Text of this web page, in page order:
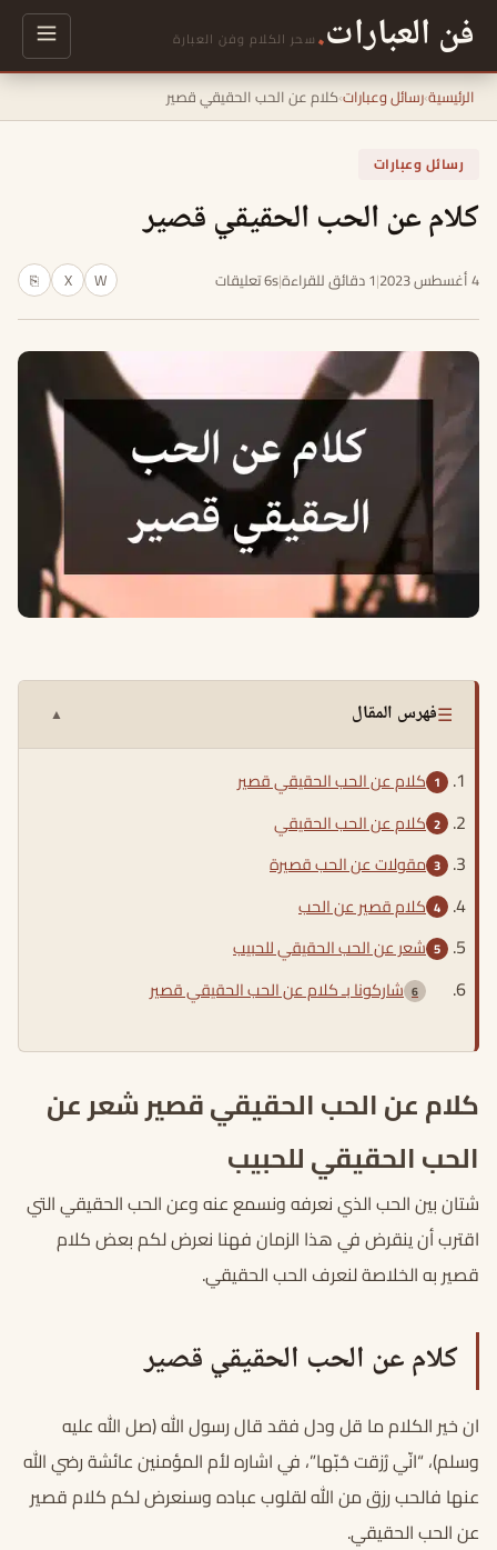
فن العبارات. سحر الكلام وفن العبارة
الرئيسية›رسائل وعبارات›كلام عن الحب الحقيقي قصير
رسائل وعبارات
كلام عن الحب الحقيقي قصير
4 أغسطس 2023 |1 دقائق للقراءة |6s تعليقات W
X
⎘
☰فهرس المقال ▲
كلام عن الحب الحقيقي قصير
كلام عن الحب الحقيقي
مقولات عن الحب قصيرة
كلام قصير عن الحب
شعر عن الحب الحقيقي للحبيب
شاركونا بـ كلام عن الحب الحقيقي قصير
كلام عن الحب الحقيقي قصير شعر عن
الحب الحقيقي للحبيب
شتان بين الحب الذي نعرفه ونسمع عنه وعن الحب الحقيقي التي
اقترب أن ينقرض في هذا الزمان فهنا نعرض لكم بعض كلام
قصير به الخلاصة لنعرف الحب الحقيقي.
كلام عن الحب الحقيقي قصير
ان خير الكلام ما قل ودل فقد قال رسول الله (صل الله عليه
وسلم)، “انّي رُزقت حُبّها”، في اشاره لأم المؤمنين عائشة رضي الله
عنها فالحب رزق من الله لقلوب عباده وسنعرض لكم كلام قصير
عن الحب الحقيقي.